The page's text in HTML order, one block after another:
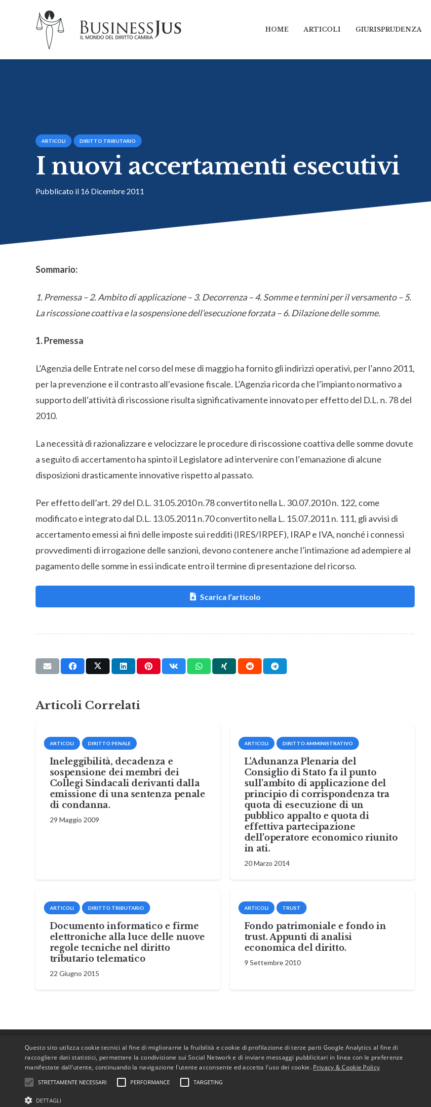
HOME ARTICOLI GIURISPRUDENZA
ARTICOLI DIRITTO TRIBUTARIO
I nuovi accertamenti esecutivi
Pubblicato il 16 Dicembre 2011
Sommario:
1. Premessa – 2. Ambito di applicazione – 3. Decorrenza – 4. Somme e termini per il versamento – 5.
La riscossione coattiva e la sospensione dell’esecuzione forzata – 6. Dilazione delle somme.
1. Premessa
L’Agenzia delle Entrate nel corso del mese di maggio ha fornito gli indirizzi operativi, per l’anno 2011,
per la prevenzione e il contrasto all’evasione fiscale. L’Agenzia ricorda che l’impianto normativo a
supporto dell’attività di riscossione risulta significativamente innovato per effetto del D.L. n. 78 del
2010.
La necessità di razionalizzare e velocizzare le procedure di riscossione coattiva delle somme dovute
a seguito di accertamento ha spinto il Legislatore ad intervenire con l’emanazione di alcune
disposizioni drasticamente innovative rispetto al passato.
Per effetto dell’art. 29 del D.L. 31.05.2010 n.78 convertito nella L. 30.07.2010 n. 122, come
modificato e integrato dal D.L. 13.05.2011 n.70 convertito nella L. 15.07.2011 n. 111, gli avvisi di
accertamento emessi ai fini delle imposte sui redditi (IRES/IRPEF), IRAP e IVA, nonché i connessi
provvedimenti di irrogazione delle sanzioni, devono contenere anche l’intimazione ad adempiere al
pagamento delle somme in essi indicate entro il termine di presentazione del ricorso.
Scarica l’articolo
Articoli Correlati
ARTICOLI DIRITTO PENALE
Ineleggibilità, decadenza e
sospensione dei membri dei
Collegi Sindacali derivanti dalla
emissione di una sentenza penale
di condanna.
29 Maggio 2009
ARTICOLI DIRITTO AMMINISTRATIVO
L’Adunanza Plenaria del
Consiglio di Stato fa il punto
sull’ambito di applicazione del
principio di corrispondenza tra
quota di esecuzione di un
pubblico appalto e quota di
effettiva partecipazione
dell’operatore economico riunito
in ati.
20 Marzo 2014
ARTICOLI DIRITTO TRIBUTARIO
Documento informatico e firme
elettroniche alla luce delle nuove
regole tecniche nel diritto
tributario telematico
22 Giugno 2015
ARTICOLI TRUST
Fondo patrimoniale e fondo in
trust. Appunti di analisi
economica del diritto.
9 Settembre 2010
Copyright © 2022 BusinessJus.
Questo sito utilizza cookie tecnici al fine di migliorarne la fruibilità e cookie di profilazione di terze parti Google Analytics al fine di
raccogliere dati statistici, permettere la condivisione sui Social Network e di inviare messaggi pubblicitari in linea con le preferenze
manifestate dall'utente, continuando la navigazione l'utente acconsente ed accetta l'uso dei cookie. Privacy & Cookie Policy
STRETTAMENTE NECESSARI PERFORMANCE TARGETING
DETTAGLI